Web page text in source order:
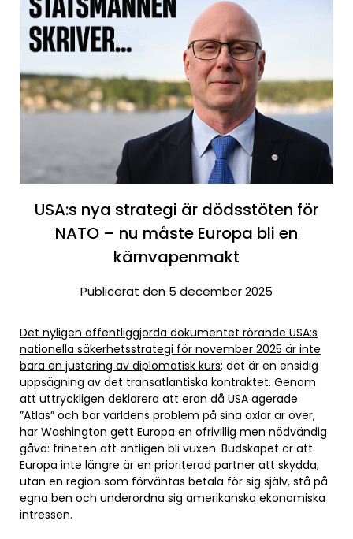
USA:s nya strategi är dödsstöten för
NATO – nu måste Europa bli en
kärnvapenmakt
Publicerat den 5 december 2025
Det nyligen offentliggjorda dokumentet rörande USA:s
nationella säkerhetsstrategi för november 2025 är inte
bara en justering av diplomatisk kurs; det är en ensidig
uppsägning av det transatlantiska kontraktet. Genom
att uttryckligen deklarera att eran då USA agerade
”Atlas” och bar världens problem på sina axlar är över,
har Washington gett Europa en ofrivillig men nödvändig
gåva: friheten att äntligen bli vuxen. Budskapet är att
Europa inte längre är en prioriterad partner att skydda,
utan en region som förväntas betala för sig själv, stå på
egna ben och underordna sig amerikanska ekonomiska
intressen.